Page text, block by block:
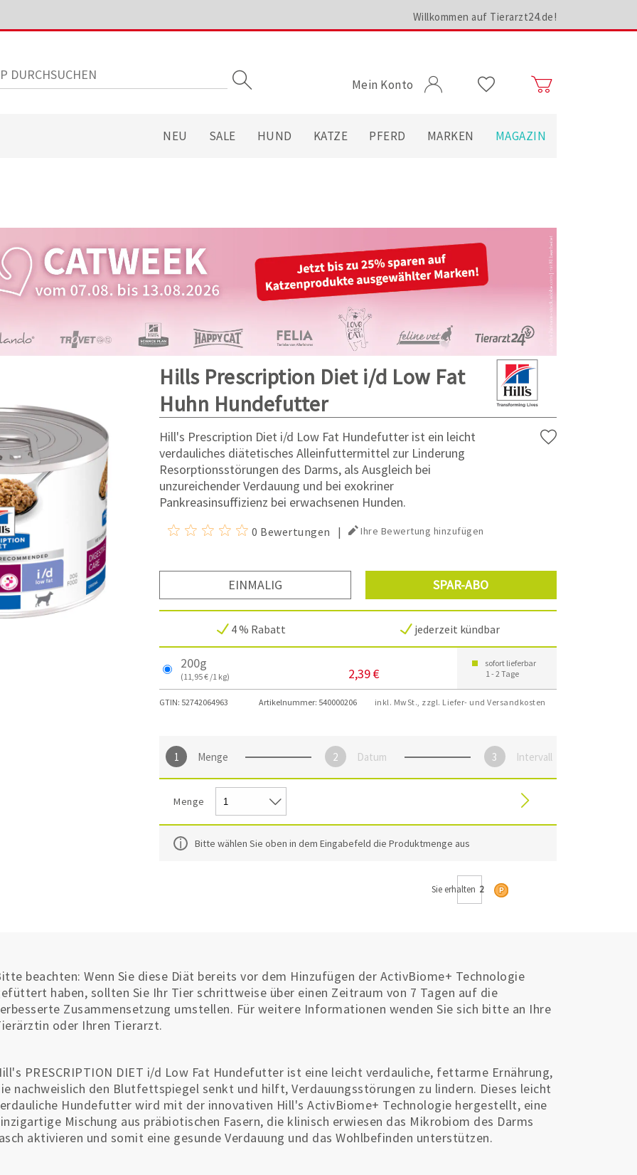
Willkommen auf Tierarzt24.de!
Mein Konto
NEU SALE HUND KATZE PFERD MARKEN MAGAZIN
Hills Prescription Diet i/d Low Fat
Huhn Hundefutter
Hill's Prescription Diet i/d Low Fat Hundefutter ist ein leicht
verdauliches diätetisches Alleinfuttermittel zur Linderung
Resorptionsstörungen des Darms, als Ausgleich bei
unzureichender Verdauung und bei exokriner
Pankreasinsuffizienz bei erwachsenen Hunden.
0 Bewertungen | Ihre Bewertung hinzufügen
EINMALIG SPAR-ABO
4 % Rabatt jederzeit kündbar
200g
(11,95 € /1 kg) 2,39 €
sofort lieferbar
1 - 2 Tage
GTIN: 52742064963 Artikelnummer: 540000206 inkl. MwSt., zzgl. Liefer- und Versandkosten
Menge Datum Intervall
Menge
Bitte wählen Sie oben in dem Eingabefeld die Produktmenge aus
Sie erhalten 2
beachten: Wenn Sie diese Diät bereits vor dem Hinzufügen der ActivBiome+ Technologie
haben, sollten Sie Ihr Tier schrittweise über einen Zeitraum von 7 Tagen auf die
Zusammensetzung umstellen. Für weitere Informationen wenden Sie sich bitte an Ihre
oder Ihren Tierarzt.
PRESCRIPTION DIET i/d Low Fat Hundefutter ist eine leicht verdauliche, fettarme Ernährung,
nachweislich den Blutfettspiegel senkt und hilft, Verdauungsstörungen zu lindern. Dieses leicht
Hundefutter wird mit der innovativen Hill's ActivBiome+ Technologie hergestellt, eine
Mischung aus präbiotischen Fasern, die klinisch erwiesen das Mikrobiom des Darms
aktivieren und somit eine gesunde Verdauung und das Wohlbefinden unterstützen.